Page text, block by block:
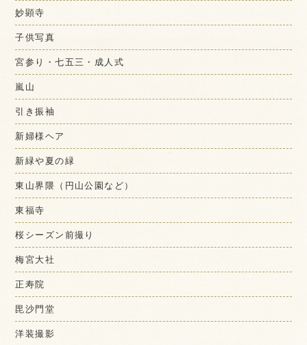
妙顕寺
子供写真
宮参り・七五三・成人式
嵐山
引き振袖
新婦様ヘア
新緑や夏の緑
東山界隈（円山公園など）
東福寺
桜シーズン前撮り
梅宮大社
正寿院
毘沙門堂
洋装撮影